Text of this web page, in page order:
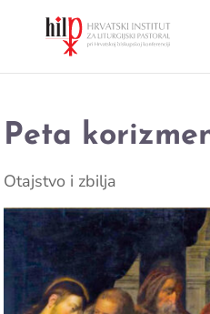
Peta
Otajstvo i zbilja